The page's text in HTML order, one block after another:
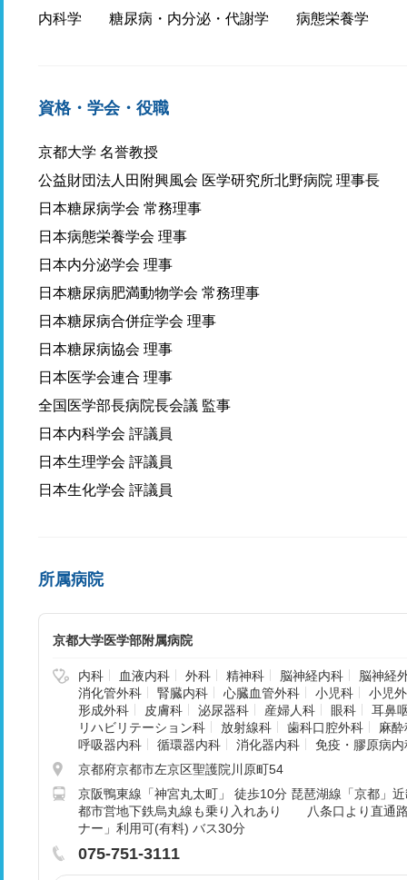
内科学 糖尿病・内分泌・代謝学 病態栄養学
資格・学会・役職
京都大学 名誉教授
公益財団法人田附興風会 医学研究所北野病院 理事長
日本糖尿病学会 常務理事
日本病態栄養学会 理事
日本内分泌学会 理事
日本糖尿病肥満動物学会 常務理事
日本糖尿病合併症学会 理事
日本糖尿病協会 理事
日本医学会連合 理事
全国医学部長病院長会議 監事
日本内科学会 評議員
日本生理学会 評議員
日本生化学会 評議員
所属病院
京都大学医学部附属病院
内科 血液内科 外科 精神科 脳神経内科
脳神経
消化管外科
腎臓内科 心臓血管外科 小児科
小児
形成外科
皮膚科 泌尿器科 産婦人科 眼科
耳鼻
リハビリテーション科
放射線科 歯科口腔外科
麻酔
呼吸器内科
循環器内科 消化器内科
免疫・膠原病内
京都府京都市左京区聖護院川原町54
京阪鴨東線「神宮丸太町」 徒歩10分 琵琶湖線「京都」
都市営地下鉄烏丸線も乗り入れあり 八条口より直通
ナー」利用可(有料) バス30分
075-751-3111